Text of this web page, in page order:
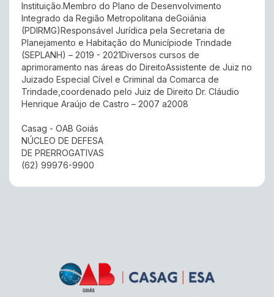
Instituição.Membro do Plano de Desenvolvimento
Integrado da Região Metropolitana deGoiânia
(PDIRMG)Responsável Jurídica pela Secretaria de
Planejamento e Habitação do Municípiode Trindade
(SEPLANH) – 2019 - 2021Diversos cursos de
aprimoramento nas áreas do DireitoAssistente de Juiz no
Juizado Especial Cível e Criminal da Comarca de
Trindade,coordenado pelo Juiz de Direito Dr. Cláudio
Henrique Araújo de Castro – 2007 a2008
Casag - OAB Goiás
NÚCLEO DE DEFESA
DE PRERROGATIVAS
(62) 99976-9900